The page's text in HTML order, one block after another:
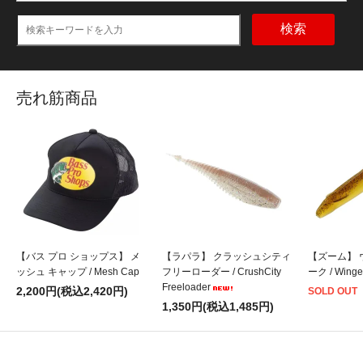
検索
売れ筋商品
【バス プロ ショップス】 メ
ッシュ キャップ / Mesh Cap
2,200円(税込2,420円)
【ラパラ】 クラッシュシティ
フリーローダー / CrushCity
Freeloader
1,350円(税込1,485円)
【ズーム】
ーク /
SOLD OUT